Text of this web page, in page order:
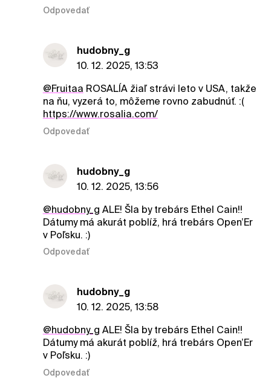
Odpovedať
hudobny_g
10. 12. 2025, 13:53
@Fruitaa ROSALÍA žiaľ strávi leto v USA, takže
na ňu, vyzerá to, môžeme rovno zabudnúť. :(
https://www.rosalia.com/
Odpovedať
hudobny_g
10. 12. 2025, 13:56
@hudobny_g ALE! Šla by trebárs Ethel Cain!!
Dátumy má akurát poblíž, hrá trebárs Open’Er
v Poľsku. :)
Odpovedať
hudobny_g
10. 12. 2025, 13:58
@hudobny_g ALE! Šla by trebárs Ethel Cain!!
Dátumy má akurát poblíž, hrá trebárs Open’Er
v Poľsku. :)
Odpovedať